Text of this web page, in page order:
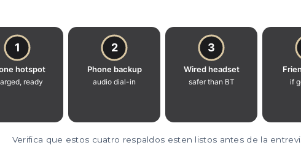
Verifica que estos cuatro respaldos esten listos antes de la